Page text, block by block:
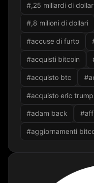
#,25 miliardi di
#,8 milioni di dollari
#accuse di furto
#acquisti bitcoin
#acquisto btc
#acquisto eric trump
#adam back
#aggiornamenti